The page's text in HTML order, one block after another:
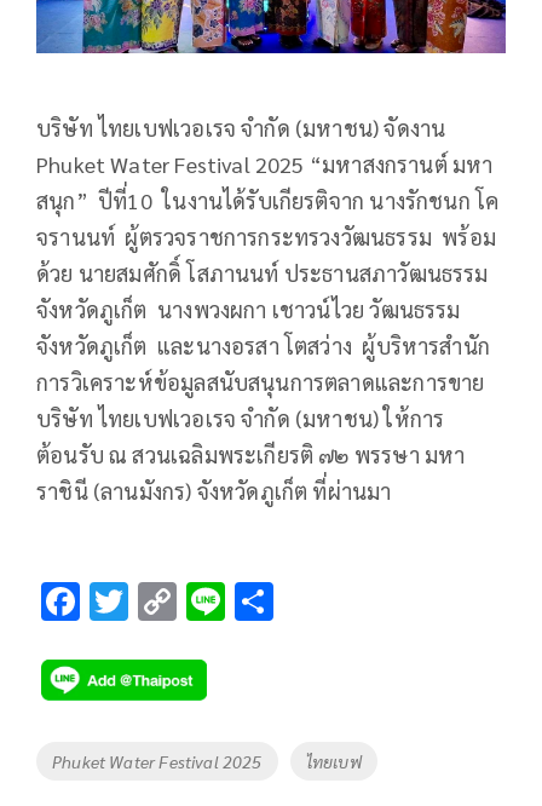
บริษัท ไทยเบฟเวอเรจ จำกัด (มหาชน) จัดงาน
Phuket Water Festival 2025 “มหาสงกรานต์ มหา
สนุก” ปีที่10 ในงานได้รับเกียรติจาก นางรักชนก โค
จรานนท์ ผู้ตรวจราชการกระทรวงวัฒนธรรม พร้อม
ด้วย นายสมศักดิ์ โสภานนท์ ประธานสภาวัฒนธรรม
จังหวัดภูเก็ต นางพวงผกา เชาวน์ไวย วัฒนธรรม
จังหวัดภูเก็ต และนางอรสา โตสว่าง ผู้บริหารสำนัก
การวิเคราะห์ข้อมูลสนับสนุนการตลาดและการขาย
บริษัท ไทยเบฟเวอเรจ จำกัด (มหาชน) ให้การ
ต้อนรับ ณ สวนเฉลิมพระเกียรติ ๗๒ พรรษา มหา
ราชินี (ลานมังกร) จังหวัดภูเก็ต ที่ผ่านมา
F
e
b
o
T
tt
er
C
p
y
Li
Li
Tags
Phuket Water Festival 2025 ไทยเบฟ